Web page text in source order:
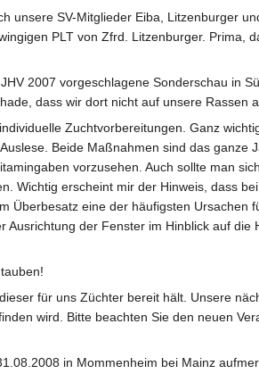
unsere SV-Mitglieder Eiba, Litzenburger
PLT von Zfrd. Litzenburger. Prima,
2007 vorgeschlagene Sonderschau in
dass wir dort nicht auf unsere Rassen
Zuchtvorbereitungen. Ganz
Beide Maßnahmen sind das ganze
vorzusehen. Auch sollte man
Wichtig erscheint mir der Hinweis, dass
Überbesatz eine der häufigsten Ursachen
der Fenster im Hinblick auf die
für uns Züchter bereit hält. Unsere
wird. Bitte beachten Sie den neuen
in Mommenheim bei Mainz